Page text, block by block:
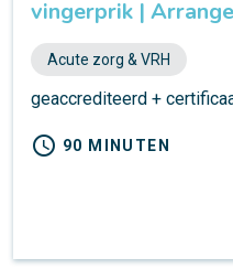
vingerprik |
Acute zorg & VRH
geaccrediteerd +
schedule 90 MINUTEN